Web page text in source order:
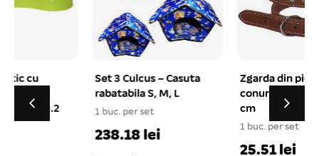
Set 3 Culcus – Casuta
rabatabila S, M, L
1 buc. per set
Zgarda din piele cu
conuri FABER 2.5×53